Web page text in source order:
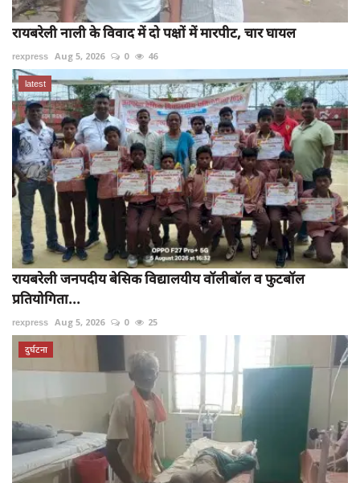
रायबरेली नाली के विवाद में दो पक्षों में मारपीट, चार घायल
rexpress Aug 5, 2026 0 46
latest
रायबरेली जनपदीय बेसिक विद्यालयीय वॉलीबॉल व फुटबॉल
प्रतियोगिता...
rexpress Aug 5, 2026 0 25
दुर्घटना